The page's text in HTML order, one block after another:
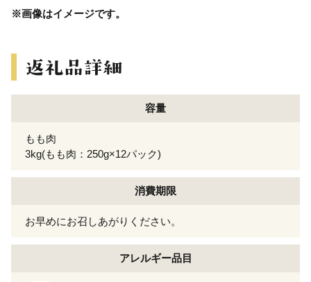
※画像はイメージです。
容量
もも肉
3kg(もも肉：250g×12パック)
消費期限
お早めにお召しあがりください。
アレルギー品目